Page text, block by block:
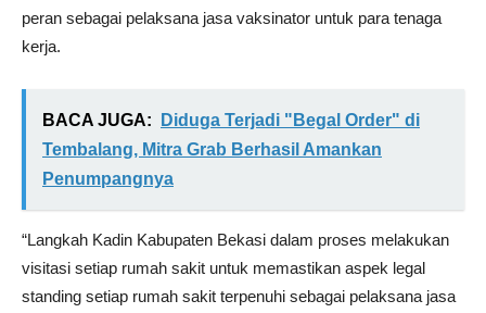
peran sebagai pelaksana jasa vaksinator untuk para tenaga
kerja.
BACA JUGA:
Diduga Terjadi "Begal Order" di
Tembalang, Mitra Grab Berhasil Amankan
Penumpangnya
“Langkah Kadin Kabupaten Bekasi dalam proses melakukan
visitasi setiap rumah sakit untuk memastikan aspek legal
standing setiap rumah sakit terpenuhi sebagai pelaksana jasa